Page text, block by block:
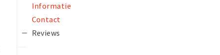
Informatie
Contact
Reviews